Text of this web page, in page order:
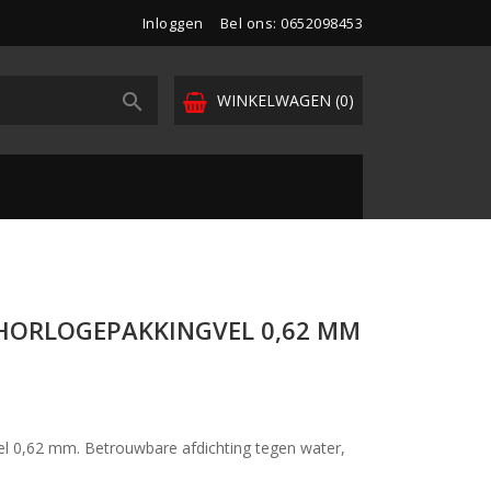
Inloggen Bel ons: 0652098453
WINKELWAGEN (0)

0,62 MM
0,62 mm. Betrouwbare afdichting tegen water,